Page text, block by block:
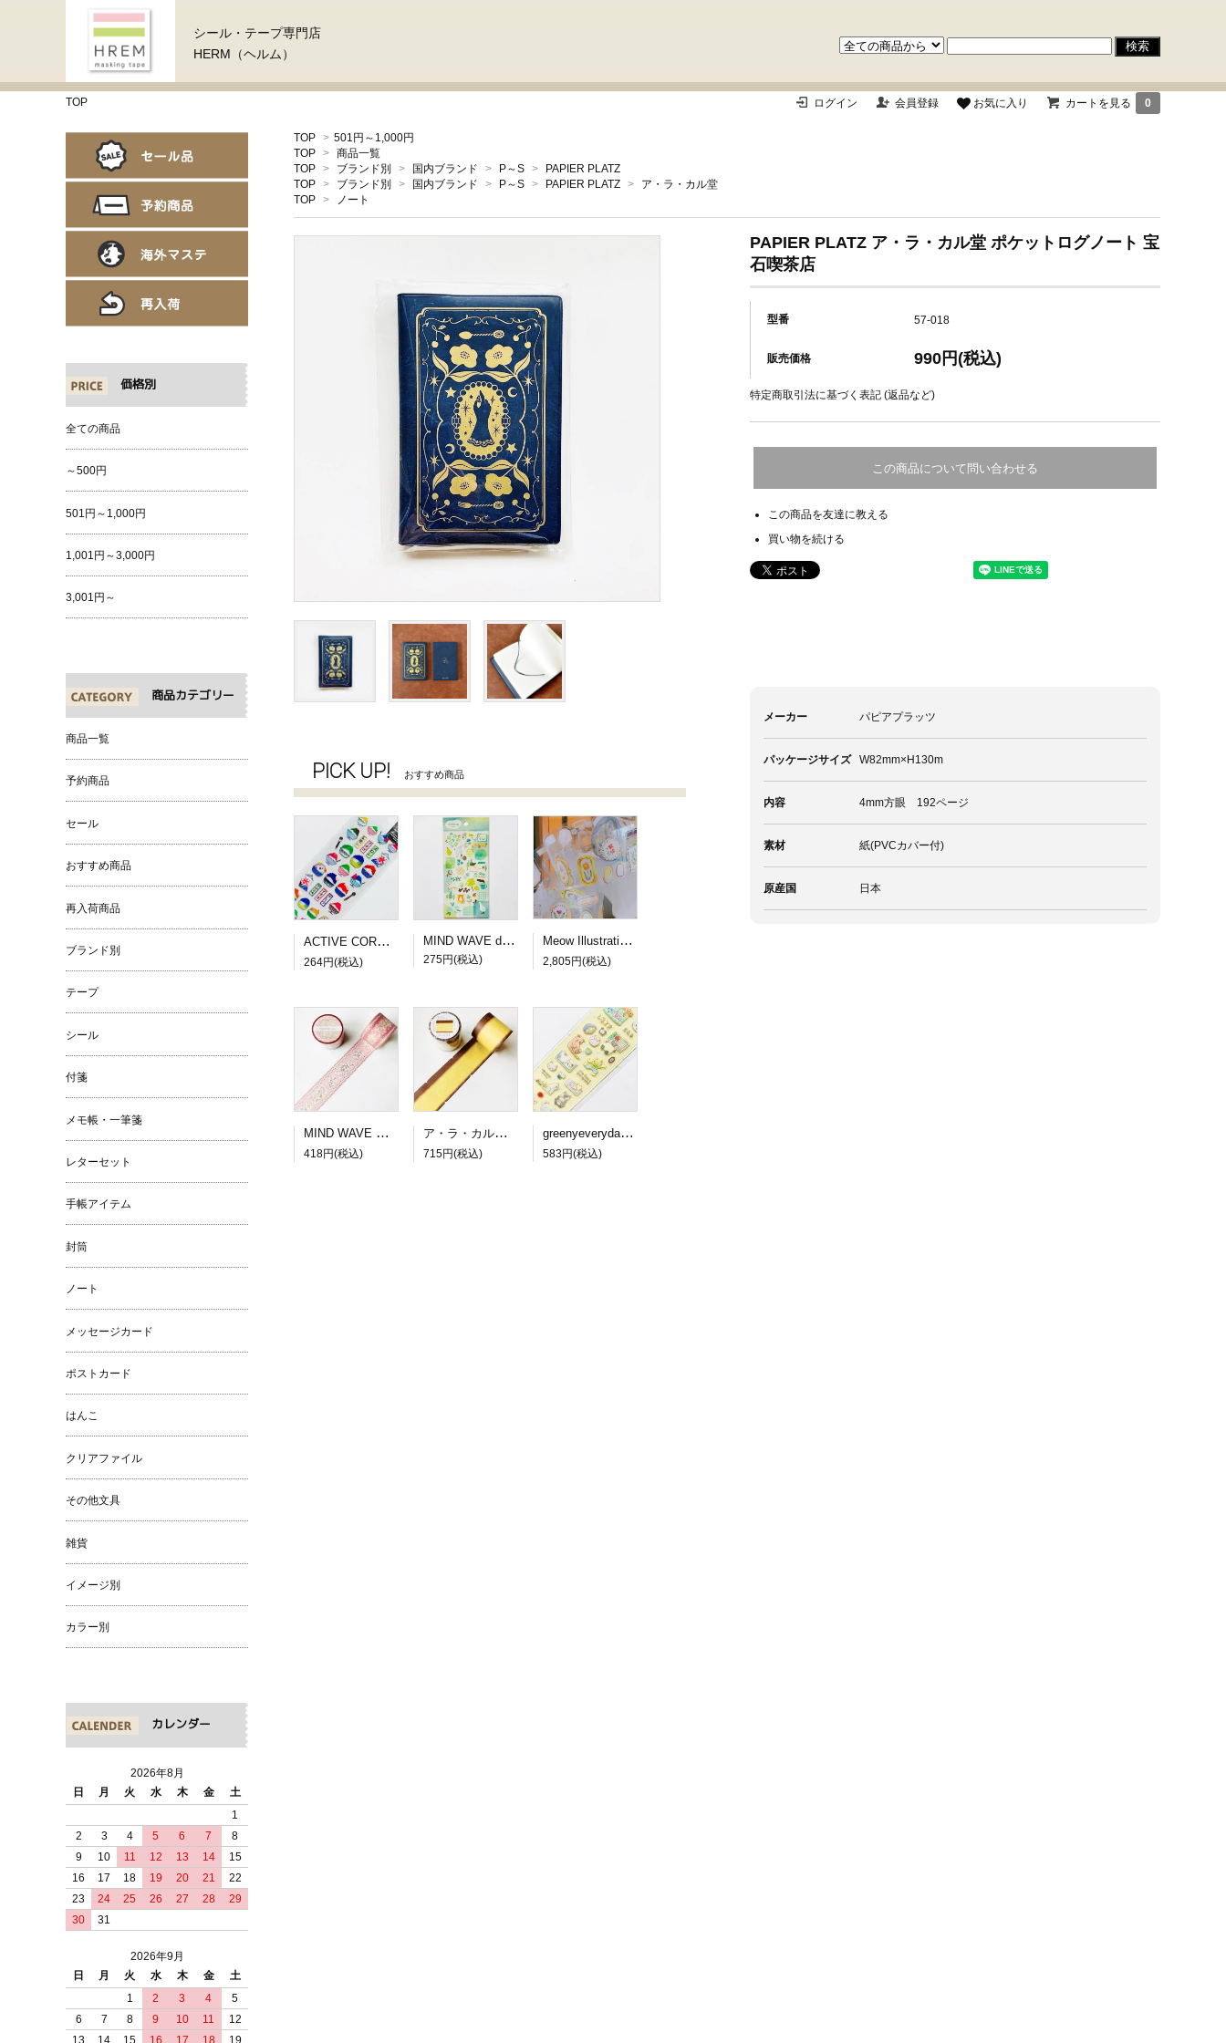
シール・テープ専門店
HERM（ヘルム）
TOP ログイン 会員登録 お気に入り カートを見る 0
TOP > 501円～1,000円
TOP > 商品一覧
TOP > ブランド別 > 国内ブランド > P～S >
PAPIER PLATZ
TOP > ブランド別 > 国内ブランド > P～S > PAPIER PLATZ >
ア・ラ・カル堂
TOP > ノート
PAPIER PLATZ ア・ラ・カル堂 ポケットログノート 宝
石喫茶店
型番 57-018
販売価格 990円(税込)
特定商取引法に基づく表記 (返品など)
この商品について問い合わせる
この商品を友達に教える
買い物を続ける
メーカー パピアプラッツ
パッケージサイズ W82mm×H130m
内容 4mm方眼 192ページ
素材 紙(PVCカバー付)
原産国 日本
PICK UP! おすすめ商品
ACTIVE CORPORATION 夏柄ドロップシール かき氷
264円(税込)
MIND WAVE dewdrop sticker green
275円(税込)
Meow Illustration PETロールシール Frames
2,805円(税込)
MIND WAVE SUGARIA tape Classy 30mm幅３
418円(税込)
ア・ラ・カル堂 カステラのロール付箋
715円(税込)
greenyeveryday PETステッカー lazy cat
583円(税込)
価格別
全ての商品
～500円
501円～1,000円
1,001円～3,000円
3,001円～
商品カテゴリー
商品一覧
予約商品
セール
おすすめ商品
再入荷商品
ブランド別
テープ
シール
付箋
メモ帳・一筆箋
レターセット
手帳アイテム
封筒
ノート
メッセージカード
ポストカード
はんこ
クリアファイル
その他文具
雑貨
イメージ別
カラー別
カレンダー
2026年8月
日
月 火 水 木 金
土
1
2
3 4 5 6 7
8
9
10 11 12 13 14
15
16
17 18 19 20 21
22
23
24 25 26 27 28
29
30
31
2026年9月
日
月 火 水 木 金
土
1
2 3 4
5
6
7 8 9 10 11
12
13
14 15 16 17 18 19